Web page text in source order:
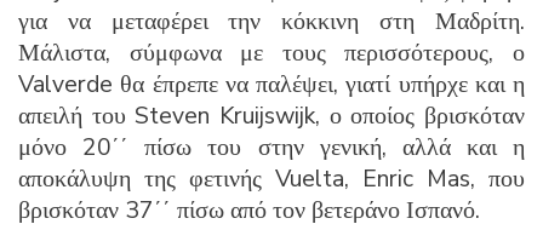
για να μεταφέρει την κόκκινη στη Μαδρίτη.
Μάλιστα, σύμφωνα με τους περισσότερους, ο
Valverde θα έπρεπε να παλέψει, γιατί υπήρχε και η
απειλή του Steven Kruijswijk, ο οποίος βρισκόταν
μόνο 20΄΄ πίσω του στην γενική, αλλά και η
αποκάλυψη της φετινής Vuelta, Enric Mas, που
βρισκόταν 37΄΄ πίσω από τον βετεράνο Ισπανό.